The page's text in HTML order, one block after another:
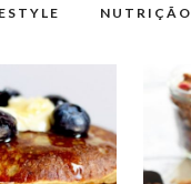
NUTRIÇÃO